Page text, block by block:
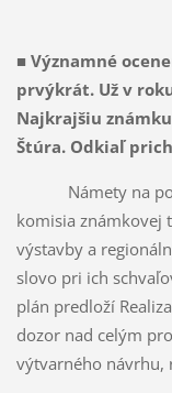
■ Významné
prvýkrát. Už v
Najkrajšiu
Štúra. Odkiaľ
Námety na
komisia známkovej
výstavby a
slovo pri ich
plán predloží
dozor nad celým
výtvarného návrhu,